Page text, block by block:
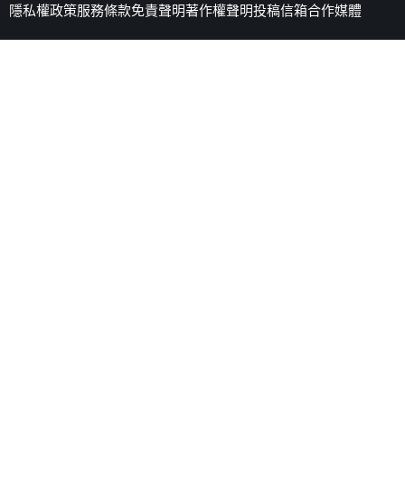
隱私權政策服務條款免責聲明著作權聲明投稿信箱合作媒體